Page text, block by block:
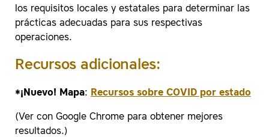
los requisitos locales y estatales para determinar las
prácticas adecuadas para sus respectivas
operaciones.
Recursos adicionales:
*¡Nuevo! Mapa: Recursos sobre COVID por estado
(Ver con Google Chrome para obtener mejores
resultados.)